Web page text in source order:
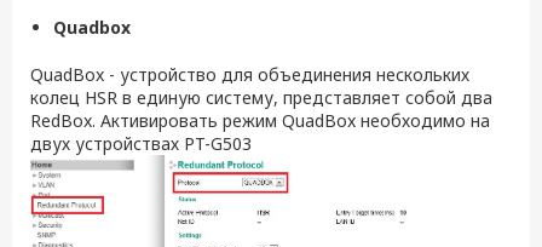
Quadbox
QuadBox - устройство для объединения нескольких
колец HSR в единую систему, представляет собой два
RedBox. Активировать режим QuadBox необходимо на
двух устройствах PT-G503